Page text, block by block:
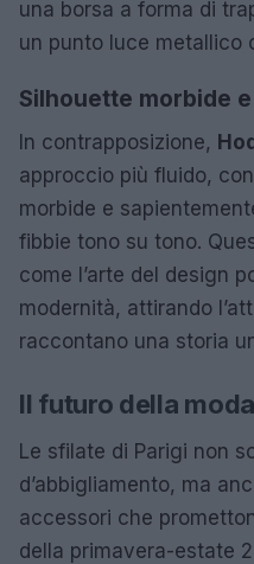
una borsa a forma di
un punto luce metallico
Silhouette morbide
In contrapposizione,
approccio più fluido,
morbide e
fibbie tono su tono.
come l’arte del design
modernità, attirando
raccontano una storia
Il futuro della
Le sfilate di Parigi non
d’abbigliamento, ma
accessori che
della primavera-estate